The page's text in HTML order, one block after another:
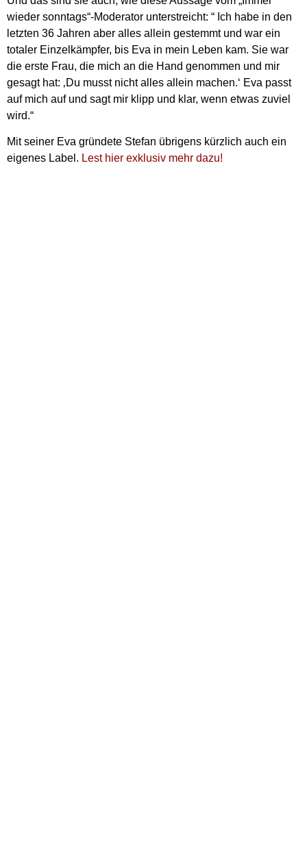
wieder sonntags“-Moderator unterstreicht: “ Ich habe in den
letzten 36 Jahren aber alles allein gestemmt und war ein
totaler Einzelkämpfer, bis Eva in mein Leben kam. Sie war
die erste Frau, die mich an die Hand genommen und mir
gesagt hat: ‚Du musst nicht alles allein machen.‘ Eva passt
auf mich auf und sagt mir klipp und klar, wenn etwas zuviel
wird.“
Mit seiner Eva gründete Stefan übrigens kürzlich auch ein
eigenes Label. Lest hier exklusiv mehr dazu!